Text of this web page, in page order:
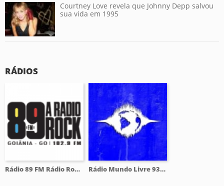
Courtney Love revela que Johnny Depp salvou
sua vida em 1995
RÁDIOS
Rádio 89 FM Rádio Rock 102.9 FM Rádio Mundo Livre 93.9 FM